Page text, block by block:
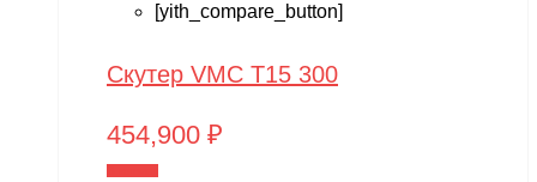
[yith_compare_button]
Скутер VMC T15 300
454,900 ₽